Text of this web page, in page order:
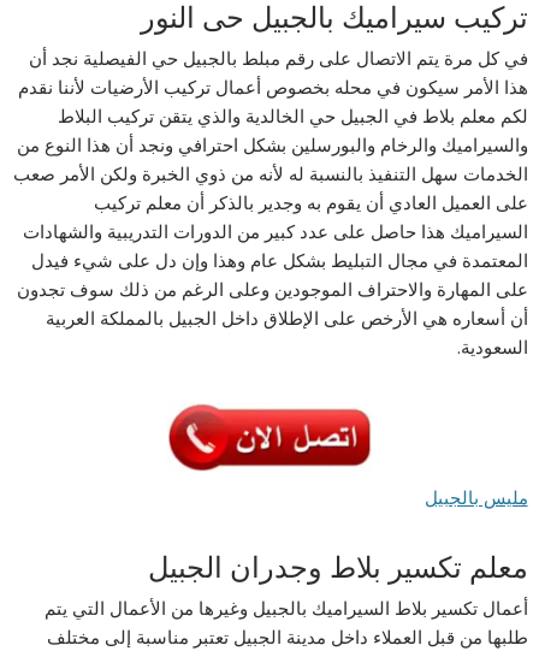
تركيب سيراميك بالجبيل حى النور
في كل مرة يتم الاتصال على رقم مبلط بالجبيل حي الفيصلية نجد أن
هذا الأمر سيكون في محله بخصوص أعمال تركيب الأرضيات لأننا نقدم
لكم معلم بلاط في الجبيل حي الخالدية والذي يتقن تركيب البلاط
والسيراميك والرخام والبورسلين بشكل احترافي ونجد أن هذا النوع من
الخدمات سهل التنفيذ بالنسبة له لأنه من ذوي الخبرة ولكن الأمر صعب
على العميل العادي أن يقوم به وجدير بالذكر أن معلم تركيب
السيراميك هذا حاصل على عدد كبير من الدورات التدريبية والشهادات
المعتمدة في مجال التبليط بشكل عام وهذا وإن دل على شيء فيدل
على المهارة والاحتراف الموجودين وعلى الرغم من ذلك سوف تجدون
أن أسعاره هي الأرخص على الإطلاق داخل الجبيل بالمملكة العربية
السعودية.
مليس بالجبيل
معلم تكسير بلاط وجدران الجبيل
أعمال تكسير بلاط السيراميك بالجبيل وغيرها من الأعمال التي يتم
طلبها من قبل العملاء داخل مدينة الجبيل تعتبر مناسبة إلى مختلف